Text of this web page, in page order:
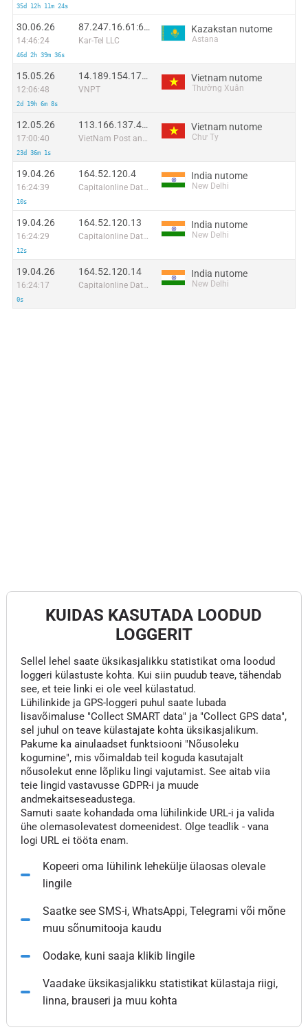
35d 12h 11m 24s
30.06.26
14:46:24
46d 2h 39m 36s
87.247.16.61:61963
Kar-Tel LLC
Kazakstan nutome
Astana
15.05.26
12:06:48
2d 19h 6m 8s
14.189.154.179:57517
VNPT
Vietnam nutome
Thường Xuân
12.05.26
17:00:40
23d 36m 1s
113.166.137.40:42315
VietNam Post and Telecom Corporation
Vietnam nutome
Chư Ty
19.04.26
16:24:39
10s
164.52.120.4
Capitalonline Data Service (HK) Co
India nutome
New Delhi
19.04.26
16:24:29
12s
164.52.120.13
Capitalonline Data Service (HK) Co
India nutome
New Delhi
19.04.26
16:24:17
0s
164.52.120.14
Capitalonline Data Service (HK) Co
India nutome
New Delhi
KUIDAS KASUTADA LOODUD
LOGGERIT
Sellel lehel saate üksikasjalikku statistikat oma loodud
loggeri külastuste kohta. Kui siin puudub teave, tähendab
see, et teie linki ei ole veel külastatud.
Lühilinkide ja GPS-loggeri puhul saate lubada
lisavõimaluse "Collect SMART data" ja "Collect GPS data",
sel juhul on teave külastajate kohta üksikasjalikum.
Pakume ka ainulaadset funktsiooni "Nõusoleku
kogumine", mis võimaldab teil koguda kasutajalt
nõusolekut enne lõpliku lingi vajutamist. See aitab viia
teie lingid vastavusse GDPR-i ja muude
andmekaitseseadustega.
Samuti saate kohandada oma lühilinkide URL-i ja valida
ühe olemasolevatest domeenidest. Olge teadlik - vana
logi URL ei tööta enam.
Kopeeri oma lühilink lehekülje ülaosas olevale
lingile
Saatke see SMS-i, WhatsAppi, Telegrami või mõne
muu sõnumitooja kaudu
Oodake, kuni saaja klikib lingile
Vaadake üksikasjalikku statistikat külastaja riigi,
linna, brauseri ja muu kohta